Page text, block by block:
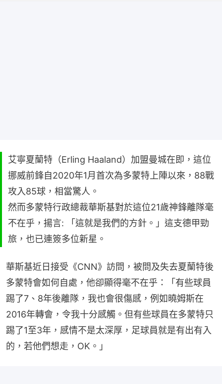
艾寧夏蘭特（Erling Haaland）加盟曼城在即，這位
挪威前鋒自2020年1月首次為多蒙特上陣以來，88戰
攻入85球，相當驚人。
然而多蒙特行政總裁華斯基對於這位21歲神鋒離隊毫
不在乎，揚言: 「這就是我們的方針。」這支德甲勁
旅，也已連簽多位新星。
華斯基近日接受《CNN》訪問，被問及失去夏蘭特後
多蒙特會如何自處，他卻顯得毫不在乎：「有些球員
踢了7、8年後離隊，我也會很傷感，例如曉姆斯在
2016年轉會，令我十分感觸。但有些球員在多蒙特只
踢了1至3年，感情不是太深厚，足球員就是有出有入
的，若他們想走，OK。」